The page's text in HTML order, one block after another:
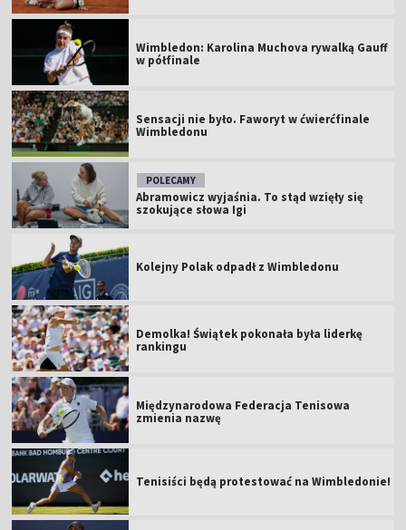
Wimbledon: Karolina Muchova rywalką Gauff
w półfinale
Sensacji nie było. Faworyt w ćwierćfinale
Wimbledonu
POLECAMY
Abramowicz wyjaśnia. To stąd wzięły się
szokujące słowa Igi
Kolejny Polak odpadł z Wimbledonu
Demolka! Świątek pokonała była liderkę
rankingu
Międzynarodowa Federacja Tenisowa
zmienia nazwę
Tenisiści będą protestować na Wimbledonie!